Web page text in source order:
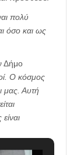
πολύ
όσο και ως
Δήμο
Ο κόσμος
μας. Αυτή